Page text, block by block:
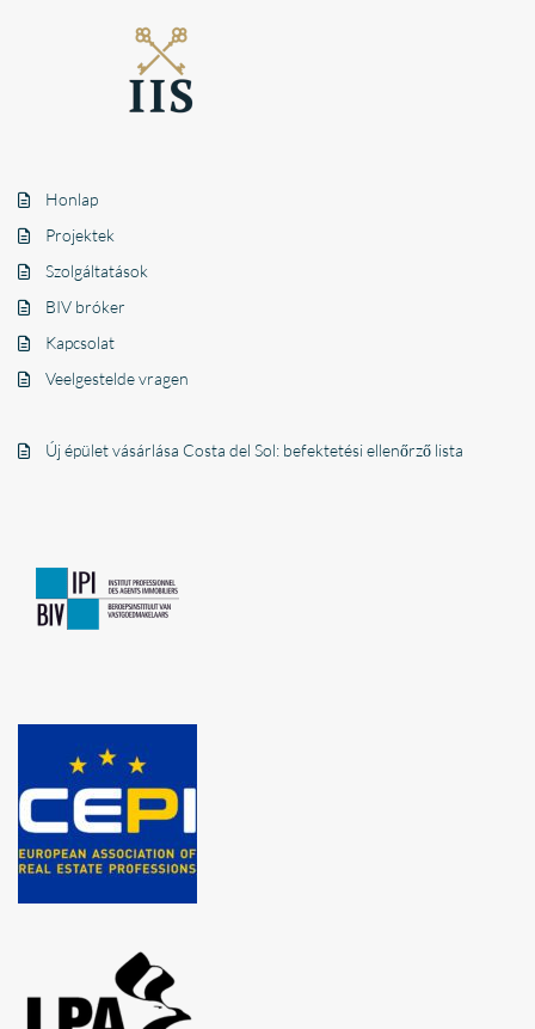
Honlap
Projektek
Szolgáltatások
BIV bróker
Kapcsolat
Veelgestelde vragen
Új épület vásárlása Costa del Sol: befektetési ellenőrző lista